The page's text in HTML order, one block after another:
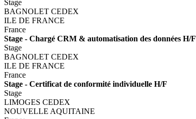
Stage
BAGNOLET CEDEX
ILE DE FRANCE
France
Stage - Chargé CRM & automatisation des données H/F
Stage
BAGNOLET CEDEX
ILE DE FRANCE
France
Stage - Certificat de conformité individuelle H/F
Stage
LIMOGES CEDEX
NOUVELLE AQUITAINE